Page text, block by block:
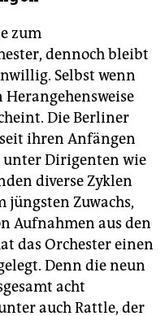
zum
dennoch bleibt
Selbst wenn
Die Berliner
ihren Anfängen
unter Dirigenten wie
diverse Zyklen
jüngsten Zuwachs,
Aufnahmen aus den
das Orchester einen
Denn die neun
acht
auch Rattle, der